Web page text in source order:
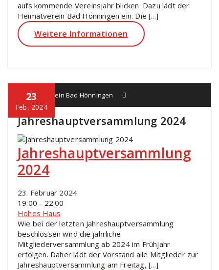
aufs kommende Vereinsjahr blicken: Dazu lädt der
Heimatverein Bad Hönningen ein. Die [...]
Weitere Informationen
23
Feb, 2024
Heimatverein Bad Hönningen
Jahreshauptversammlung 2024
Jahreshauptversammlung
2024
23. Februar 2024
19:00 - 22:00
Hohes Haus
Wie bei der letzten Jahreshauptversammlung
beschlossen wird die jährliche
Mitgliederversammlung ab 2024 im Frühjahr
erfolgen. Daher lädt der Vorstand alle Mitglieder zur
Jahreshauptversammlung am Freitag, [...]